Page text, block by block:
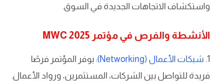
واستكشاف الاتجاهات الجديدة في السوق.
الأنشطة والفرص في مؤتمر MWC 2025
1. شبكات الأعمال (Networking)
: يوفر المؤتمر فرصًا
فريدة للتواصل بين الشركات، المستثمرين، ورواد الأعمال.